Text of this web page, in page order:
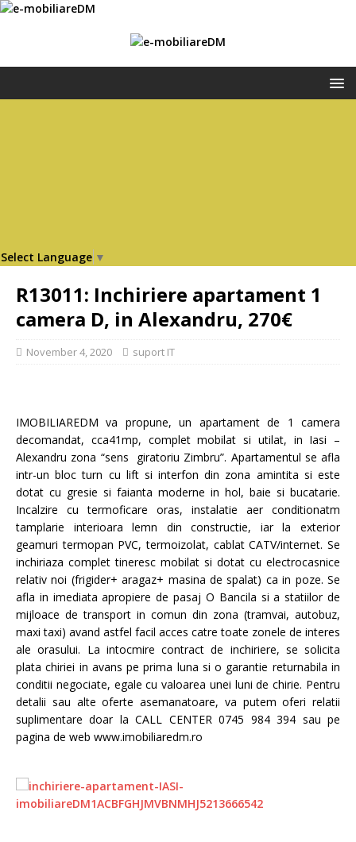
Select Language ▼
R13011: Inchiriere apartament 1
camera D, in Alexandru, 270€
November 4, 2020 suport IT
IMOBILIAREDM va propune, un apartament de 1 camera
decomandat, cca41mp, complet mobilat si utilat, in Iasi –
Alexandru zona “sens giratoriu Zimbru”. Apartamentul se afla
intr-un bloc turn cu lift si interfon din zona amintita si este
dotat cu gresie si faianta moderne in hol, baie si bucatarie.
Incalzire cu termoficare oras, instalatie aer conditionatm
tamplarie interioara lemn din constructie, iar la exterior
geamuri termopan PVC, termoizolat, cablat CATV/internet. Se
inchiriaza complet tineresc mobilat si dotat cu electrocasnice
relativ noi (frigider+ aragaz+ masina de spalat) ca in poze. Se
afla in imediata apropiere de pasaj O Bancila si a statiilor de
mijloace de transport in comun din zona (tramvai, autobuz,
maxi taxi) avand astfel facil acces catre toate zonele de interes
ale orasului. La intocmire contract de inchiriere, se solicita
plata chiriei in avans pe prima luna si o garantie returnabila in
conditii negociate, egale cu valoarea unei luni de chirie. Pentru
detalii sau alte oferte asemanatoare, va putem oferi relatii
suplimentare doar la CALL CENTER 0745 984 394 sau pe
pagina de web www.imobiliaredm.ro